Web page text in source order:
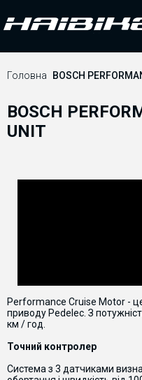
Головна BOSCH
BOSCH
UNIT
Performance Cruise Motor -
приводу Pedelec. З
км /год.
Точний контролер
Системаз 3 датчиками